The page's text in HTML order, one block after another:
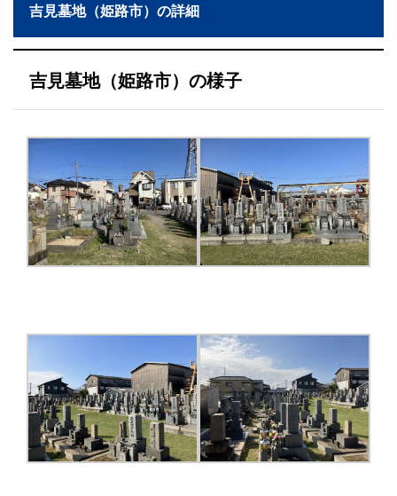
吉見墓地（姫路市）の詳細
吉見墓地（姫路市）の様子